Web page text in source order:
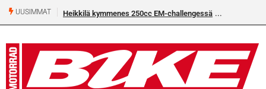
UUSIMMAT Heikkilä kymmenes 250cc EM-challengessä